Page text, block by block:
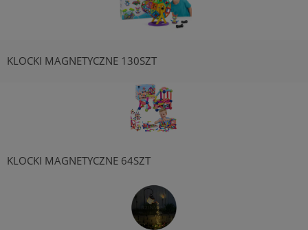
KLOCKI MAGNETYCZNE 130SZT
KLOCKI MAGNETYCZNE 64SZT